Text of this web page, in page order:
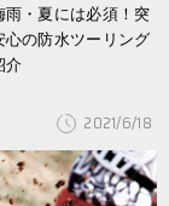
雨・夏には必須！突
の防水ツーリング
介
2021/6/18